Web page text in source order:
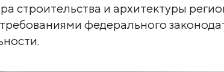
строительства и архитектуры
требованиями федерального